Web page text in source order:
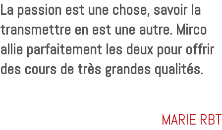
La passion est une chose, savoir la
transmettre en est une autre. Mirco
allie parfaitement les deux pour offrir
des cours de très grandes qualités.
MARIE RBT